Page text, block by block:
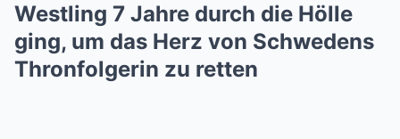
Westling 7 Jahre durch die Hölle
ging, um das Herz von Schwedens
Thronfolgerin zu retten